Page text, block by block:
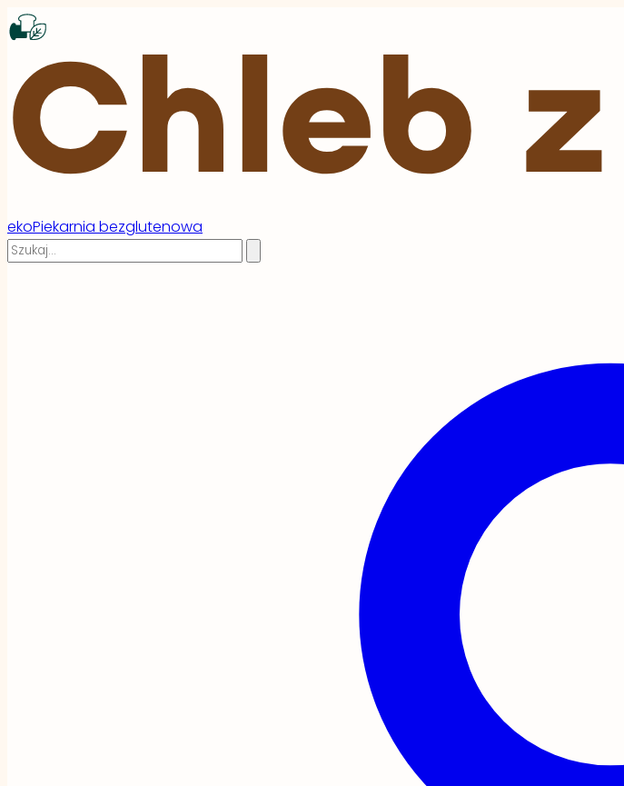
ekoPiekarnia bezglutenowa